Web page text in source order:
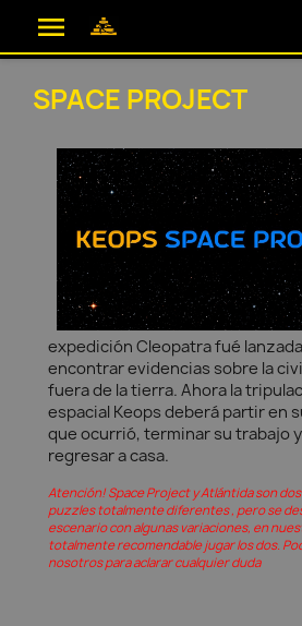

SPACE PROJECT
expedición Cleopatra fué
encontrar evidencias sobre la
fuera de la tierra. Ahora la
espacial Keops deberá partir en
que ocurrió, terminar su trabajo
regresar a casa.
Atención! Space Project y Atlántida son
puzzles totalmente diferentes , pero se
escenario con algunas variaciones, en
totalmente recomendable jugar los dos.
nosotros para aclarar cualquier duda